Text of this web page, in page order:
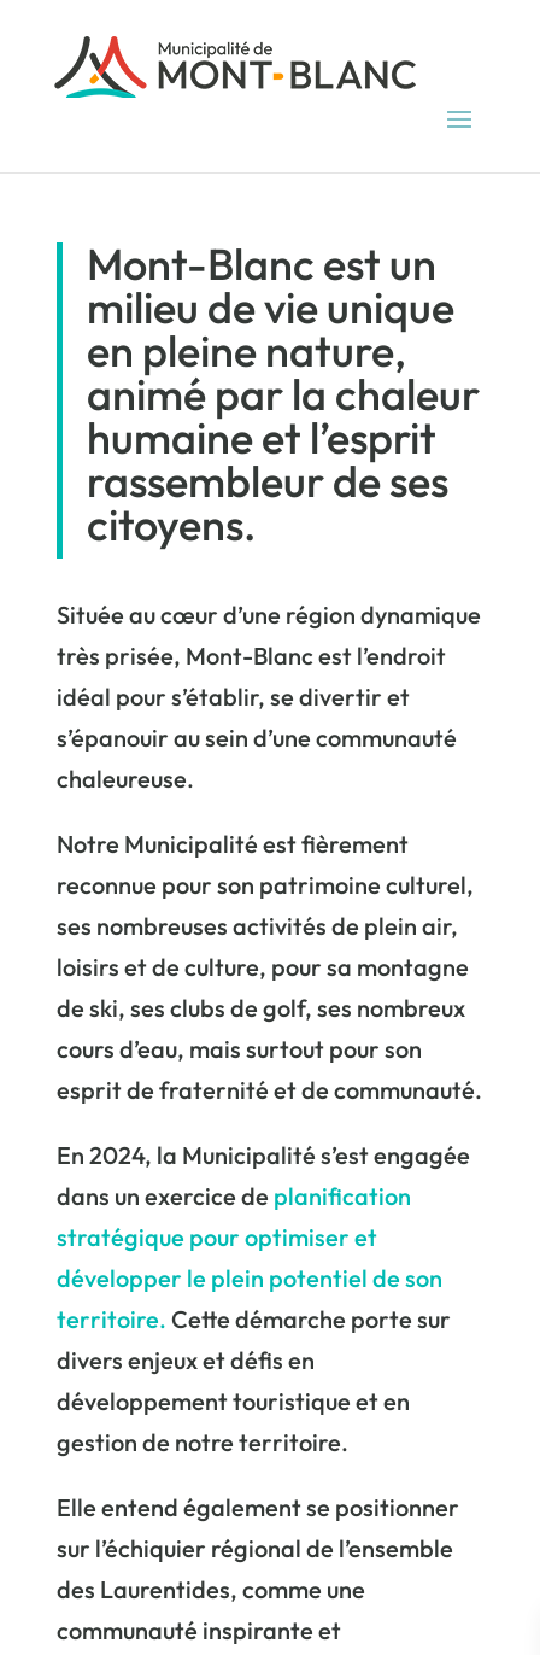
Mont-Blanc est un
milieu de vie unique
en pleine nature,
animé par la chaleur
humaine et l’esprit
rassembleur de ses
citoyens.
Située au cœur d’une région dynamique
très prisée, Mont-Blanc est l’endroit
idéal pour s’établir, se divertir et
s’épanouir au sein d’une communauté
chaleureuse.
Notre Municipalité est fièrement
reconnue pour son patrimoine culturel,
ses nombreuses activités de plein air,
loisirs et de culture, pour sa montagne
de ski, ses clubs de golf, ses nombreux
cours d’eau, mais surtout pour son
esprit de fraternité et de communauté.
En 2024, la Municipalité s’est engagée
dans un exercice de planification
stratégique pour optimiser et
développer le plein potentiel de son
territoire. Cette démarche porte sur
divers enjeux et défis en
développement touristique et en
gestion de notre territoire.
Elle entend également se positionner
sur l’échiquier régional de l’ensemble
des Laurentides, comme une
communauté inspirante et